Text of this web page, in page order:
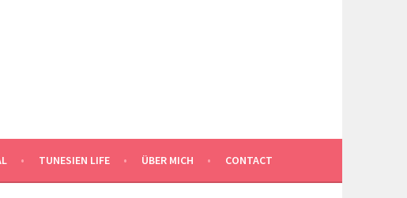
TUNESIEN LIFE ÜBER MICH CONTACT